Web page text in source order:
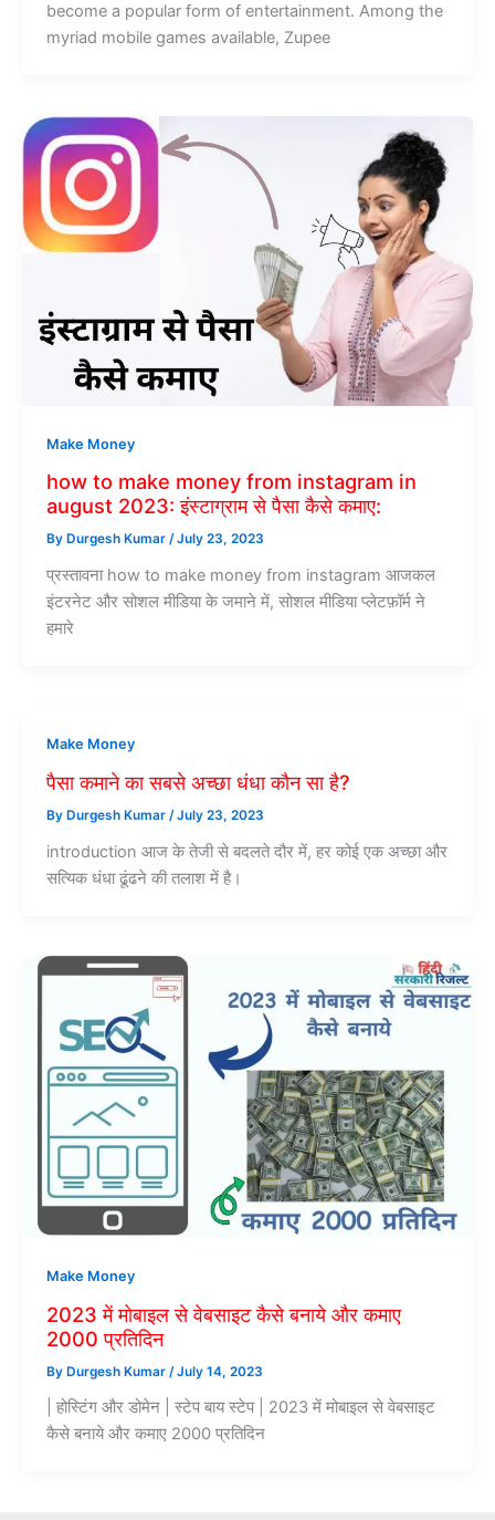
become a popular form of entertainment. Among the
myriad mobile games available, Zupee
Make Money
how to make money from instagram in
august 2023: इंस्टाग्राम से पैसा कैसे कमाए:
By Durgesh Kumar /July 23, 2023
प्रस्तावना how to make money from instagram आजकल
इंटरनेट और सोशल मीडिया के जमाने में, सोशल मीडिया प्लेटफ़ॉर्म ने
हमारे
Make Money
पैसा कमाने का सबसे अच्छा धंधा कौन सा है?
By Durgesh Kumar /July 23, 2023
introduction आज के तेजी से बदलते दौर में, हर कोई एक अच्छा और
सत्यिक धंधा ढूंढने की तलाश में है।
Make Money
2023 में मोबाइल से वेबसाइट कैसे बनाये और कमाए
2000 प्रतिदिन
By Durgesh Kumar /July 14, 2023
| होस्टिंग और डोमेन | स्टेप बाय स्टेप | 2023 में मोबाइल से वेबसाइट
कैसे बनाये और कमाए 2000 प्रतिदिन